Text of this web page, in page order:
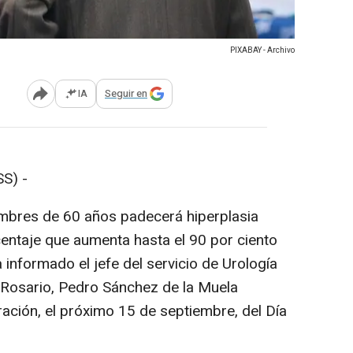
PIXABAY - Archivo
Abrir opciones para compartir
IA Seguir en
-
de 60 años padecerá hiperplasia
que aumenta hasta el 90 por ciento
el jefe del servicio de Urología
Pedro Sánchez de la Muela
el próximo 15 de septiembre, del Día